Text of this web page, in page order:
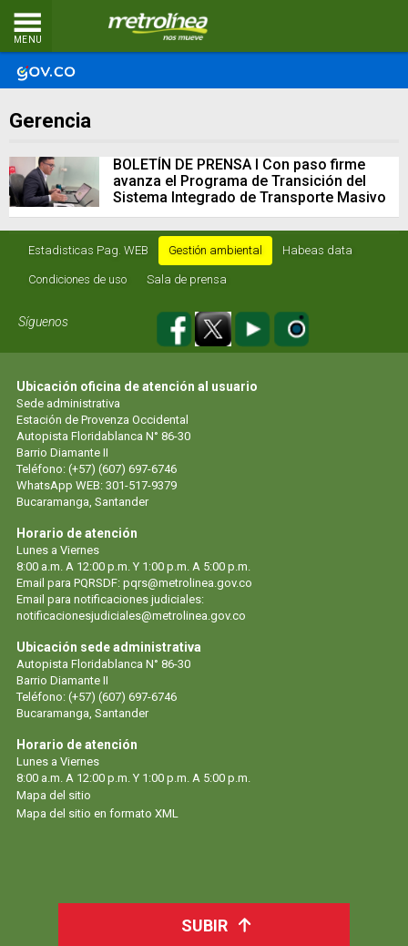
MENU
Gerencia
BOLETÍN DE PRENSA I Con paso firme
avanza el Programa de Transición del
Sistema Integrado de Transporte Masivo
Estadisticas Pag. WEB Gestión ambiental Habeas data
Condiciones de uso Sala de prensa
Síguenos
Ubicación oficina de atención al usuario
Sede administrativa
Estación de Provenza Occidental
Autopista Floridablanca N° 86-30
Barrio Diamante II
Teléfono: (+57) (607) 697-6746
WhatsApp WEB: 301-517-9379
Bucaramanga, Santander
Horario de atención
Lunes a Viernes
8:00 a.m. A 12:00 p.m. Y 1:00 p.m. A 5:00 p.m.
Email para PQRSDF: pqrs@metrolinea.gov.co
Email para notificaciones judiciales:
notificacionesjudiciales@metrolinea.gov.co
Ubicación sede administrativa
Autopista Floridablanca N° 86-30
Barrio Diamante II
Teléfono: (+57) (607) 697-6746
Bucaramanga, Santander
Horario de atención
Lunes a Viernes
8:00 a.m. A 12:00 p.m. Y 1:00 p.m. A 5:00 p.m.
Mapa del sitio
Mapa del sitio en formato XML
SUBIR